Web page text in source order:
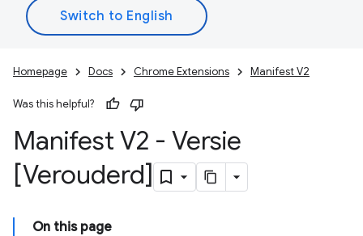
Homepage Docs Chrome Extensions Manifest V2
Was this helpful?
Manifest V2 - Versie
[Verouderd]
On this page